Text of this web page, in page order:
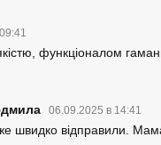
функціоналом
06.09.2025 в 14:41
швидко відправили.